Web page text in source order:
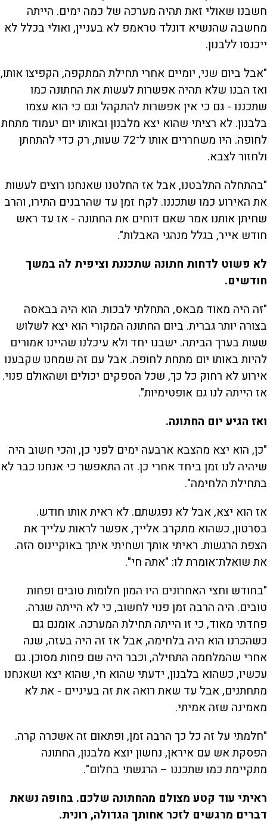
חשבנו שאולי זאת תהיה מערכה של כמה ימים. הייתה
מחשבה שהנשיא דונלד טראמפ לא בעניין, ואולי בכלל לא
ייכנסו ללבנון.
"אבל ביום שני, יומיים אחרי תחילת המתקפה, הקפיצו אותו,
ואז הבנו שלא תהיה אפשרות לעשות את החתונה כמו
שתכננו - גם כי אין אפשרות להתקהל וגם כי הוא עצמו
בלבנון. לא רציתי שהוא יצא מלבנון ובאותו יום יעמוד מתחת
לחופה. היו משחררים אותו ל־72 שעות, רק כדי להתחתן
ולחזור לצבא.
"בהתחלה התלבטנו, אבל אז החלטנו שאנחנו רוצים לעשות
את האירוע כמו שתכננו. לקח זמן עד שהרבנים התירו, והרב
שחיתן אותנו אמר שאם דוחים את החתונה - אז עד ראש
חודש אייר, בגלל מנהגי האבלות".
לא פשוט לדחות חתונה שתכננת וציפית לה במשך
חודשים.
"זה היה מאוד מבאס, התחלתי לבכות. הוא היה בבאסה
בצורה יותר גברית. ביום החתונה המקורי הוא יצא לשלוש
שעות בערך הביתה. ישבנו יחד ולא עיכלנו שהיינו אמורים
להיות באותו יום מתחת לחופה. אבל עם זה שמחנו שקבענו
אירוע לא רחוק כל כך, שכל הספקים יכולים ושהאולם פנוי.
אז הייתה לנו גם אופטימיות".
ואז הגיע יום החתונה.
"כן, הוא יצא מהצבא ארבעה ימים לפני כן, והכי חשוב היה
שיהיה לנו זמן ביחד אחרי כן. זה התאפשר כי אנחנו כבר לא
בתחילת הלחימה".
אז הוא יצא, אבל לא נפגשתם. לא ראית אותו חודש.
בסרטון, כשהוא מתקרב אלייך, אפשר לראות עלייך את
הצפת הרגשות. ראיתי אותך ושחיתי איתך באוקיינוס הזה.
את שואלת־אומרת לו: "אתה חי".
"בחודש וחצי האחרונים היו המון חלומות טובים ופחות
טובים. היה הרבה זמן פנוי לחשוב, כי לא הייתה שגרה.
פחדתי מאוד, כי זו הייתה תחילת המערכה. אומנם גם
כשהכרנו הוא היה בלחימה, אבל אז זה היה בעזה, שנה
אחרי שהמלחמה התחילה, וכבר היה שם פחות מסוכן. גם
עכשיו, כשהוא בלבנון, ידעתי שהוא חי, שהוא יצא ושאנחנו
מתחתנים, אבל עד שאת רואה את זה בעיניים - את לא
מאמינה שזה אמיתי.
"חלמתי על זה כל כך הרבה זמן, ופתאום זה אשכרה קרה.
הפסקת אש עם איראן, נחשון יוצא מלבנון, החתונה
מתקיימת כמו שתכננו – הרגשתי בחלום".
ראיתי עוד קטע מצולם מהחתונה שלכם. בחופה נשאת
דברים מרגשים לזכר אחותך הגדולה, רונית.